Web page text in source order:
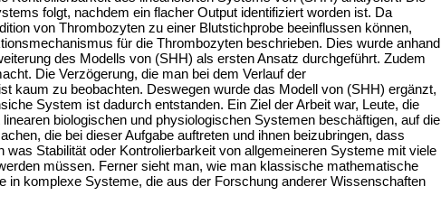
folgt, nachdem ein flacher Output identifiziert worden ist. Da
von Thrombozyten zu einer Blutstichprobe beeinflussen können,
für die Thrombozyten beschrieben. Dies wurde anhand
des Modells von (SHH) als ersten Ansatz durchgeführt. Zudem
Die Verzögerung, die man bei dem Verlauf der
kaum zu beobachten. Deswegen wurde das Modell von (SHH) ergänzt,
System ist dadurch entstanden. Ein Ziel der Arbeit war, Leute, die
biologischen und physiologischen Systemen beschäftigen, auf die
die bei dieser Aufgabe auftreten und ihnen beizubringen, dass
was Stabilität oder Kontrolierbarkeit von allgemeineren Systeme mit viele
müssen. Ferner sieht man, wie man klassische mathematische
in komplexe Systeme, die aus der Forschung anderer Wissenschaften